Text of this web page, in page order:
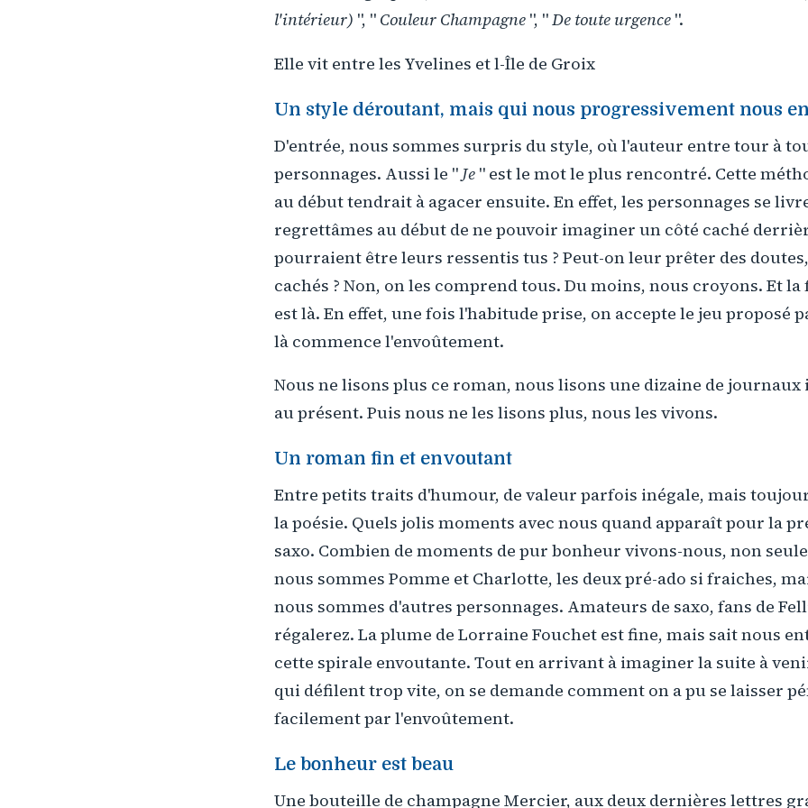
l'intérieur) ", " Couleur Champagne ", "De toute urgence ".
Elle vit entre les Yvelines et l-Île de Groix
Un style déroutant, mais qui nous progressivement nous
D'entrée, nous sommes surpris du style, où l'auteur entre tour à
personnages. Aussi le " Je " est le mot le plus rencontré. Cette
au début tendrait à agacer ensuite. En effet, les personnages se
regrettâmes au début de ne pouvoir imaginer un côté caché
pourraient être leurs ressentis tus ? Peut-on leur prêter des
cachés ? Non, on les comprend tous. Du moins, nous croyons. Et
est là. En effet, une fois l'habitude prise, on accepte le jeu proposé
là commence l'envoûtement.
Nous ne lisons plus ce roman, nous lisons une dizaine de
au présent. Puis nous ne les lisons plus, nous les vivons.
Un roman fin et envoutant
Entre petits traits d'humour, de valeur parfois inégale, mais
la poésie. Quels jolis moments avec nous quand apparaît pour la
saxo. Combien de moments de pur bonheur vivons-nous, non
nous sommes Pomme et Charlotte, les deux pré-ado si fraiches,
nous sommes d'autres personnages. Amateurs de saxo, fans de
régalerez. La plume de Lorraine Fouchet est fine, mais sait nous
cette spirale envoutante. Tout en arrivant à imaginer la suite à
qui défilent trop vite, on se demande comment on a pu se laisser
facilement par l'envoûtement.
Le bonheur est beau
Une bouteille de champagne Mercier, aux deux dernières lettres